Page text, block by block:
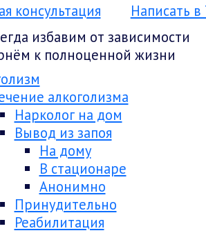
консультация Написать в
избавим от зависимости
к полноценной жизни
алкоголизма
Нарколог на дом
Вывод из запоя
На дому
В стационаре
Анонимно
Принудительно
Реабилитация